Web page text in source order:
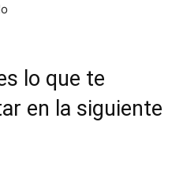
lo que te
en la siguiente